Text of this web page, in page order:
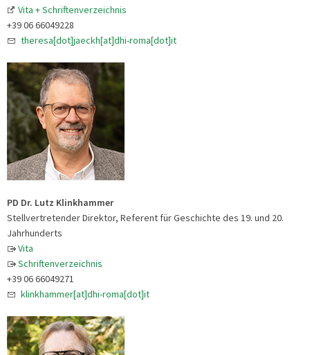
Vita + Schriftenverzeichnis
+39 06 66049228
theresa[dot]jaeckh[at]dhi-roma[dot]it
PD Dr. Lutz Klinkhammer
Stellvertretender Direktor, Referent für Geschichte des 19. und 20.
Jahrhunderts
Vita
Schriftenverzeichnis
+39 06 66049271
klinkhammer[at]dhi-roma[dot]it